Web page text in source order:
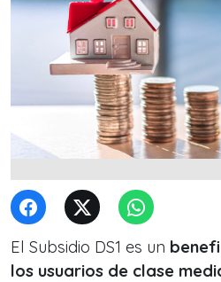
El Subsidio DS1 es un
los usuarios de clase